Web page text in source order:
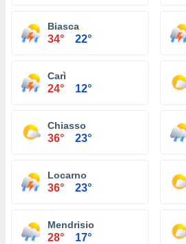
Biasca
34° 22°
Carì
24° 12°
Chiasso
36° 23°
Locarno
36° 23°
Mendrisio
28° 17°